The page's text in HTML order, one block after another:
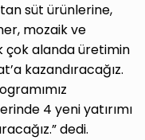
süt ürünlerine,
mozaik ve
çok alanda üretimin
kazandıracağız.
4 yeni yatırımı
dedi.